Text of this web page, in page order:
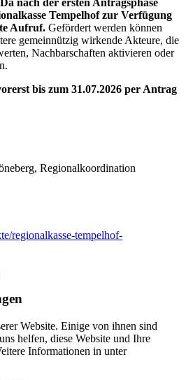
Da nach der ersten Antragsphase
Tempelhof zur Verfügung
Aufruf. Gefördert werden können
gemeinnützig wirkende Akteure, die
Nachbarschaften aktivieren oder
bis zum 31.07.2026 per Antrag
Regionalkoordination
regionalkasse-tempelhof-
Website. Einige von ihnen sind
helfen, diese Website und Ihre
Informationen in unter